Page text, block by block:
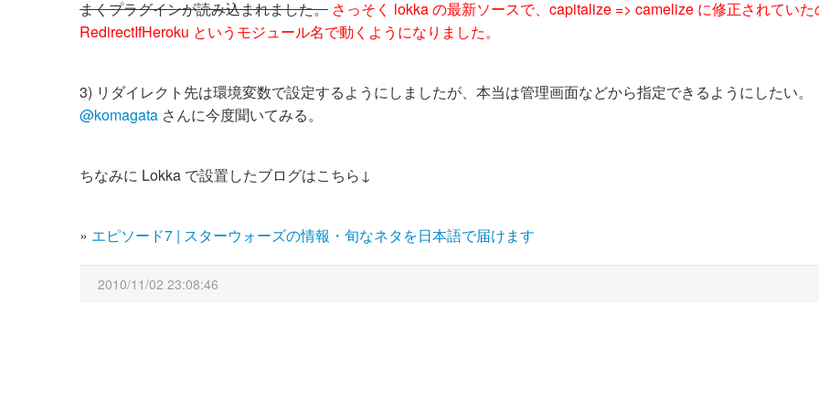
まくプラグインが読み込まれました。 さっそく lokka の最新ソースで、capitalize => camelize に修正されていた
RedirectIfHeroku というモジュール名で動くようになりました。
3) リダイレクト先は環境変数で設定するようにしましたが、本当は管理画面などから指定できるようにしたい。
@komagata さんに今度聞いてみる。
ちなみに Lokka で設置したブログはこちら↓
» エピソード7 | スターウォーズの情報・旬なネタを日本語で届けます
2010/11/02 23:08:46